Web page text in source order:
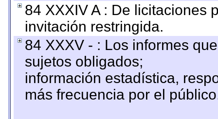
84 XXXIV A : De licitaciones
invitación restringida.
84 XXXV - : Los informes
sujetos obligados;
información estadística,
más frecuencia por el